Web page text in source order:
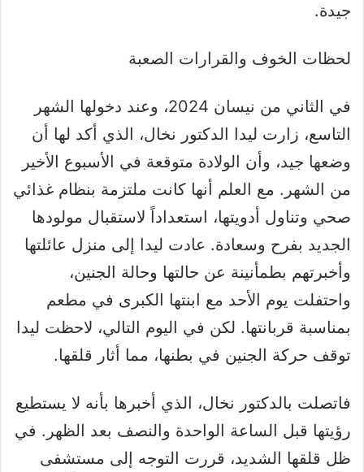
جيدة.
لحظات الخوف والقرارات الصعبة
في الثاني من نيسان 2024، وعند دخولها الشهر
التاسع، زارت ليدا الدكتور نخال، الذي أكد لها أن
وضعها جيد، وأن الولادة متوقعة في الأسبوع الأخير
من الشهر. مع العلم أنها كانت ملتزمة بنظام غذائي
صحي وتناول أدويتها، استعداداً لاستقبال مولودها
الجديد بفرح وسعادة. عادت ليدا إلى منزل عائلتها
وأخبرتهم بطمأنينة عن حالتها وحالة الجنين،
واحتفلت يوم الأحد مع ابنتها الكبرى في مطعم
بمناسبة قربانتها. لكن في اليوم التالي، لاحظت ليدا
توقف حركة الجنين في بطنها، مما أثار قلقها.
فاتصلت بالدكتور نخال، الذي أخبرها بأنه لا يستطيع
رؤيتها قبل الساعة الواحدة والنصف بعد الظهر. في
ظل قلقها الشديد، قررت التوجه إلى مستشفى